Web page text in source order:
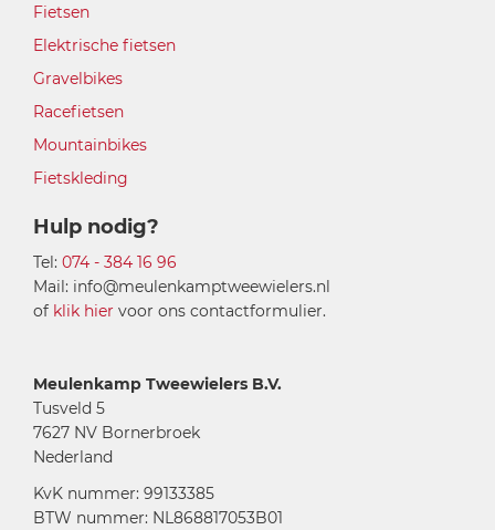
Fietsen
Elektrische fietsen
Gravelbikes
Racefietsen
Mountainbikes
Fietskleding
Hulp nodig?
Tel: 074 - 384 16 96
Mail: info@meulenkamptweewielers.nl
of klik hier voor ons contactformulier.
Meulenkamp Tweewielers B.V.
Tusveld 5
7627 NV Bornerbroek
Nederland
KvK nummer: 99133385
BTW nummer: NL868817053B01